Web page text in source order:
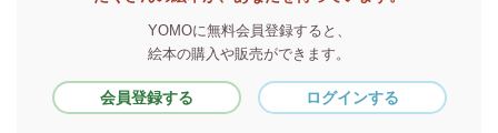
YOMOに無料会員登録すると、
絵本の購入や販売ができます。
会員登録する ログインする